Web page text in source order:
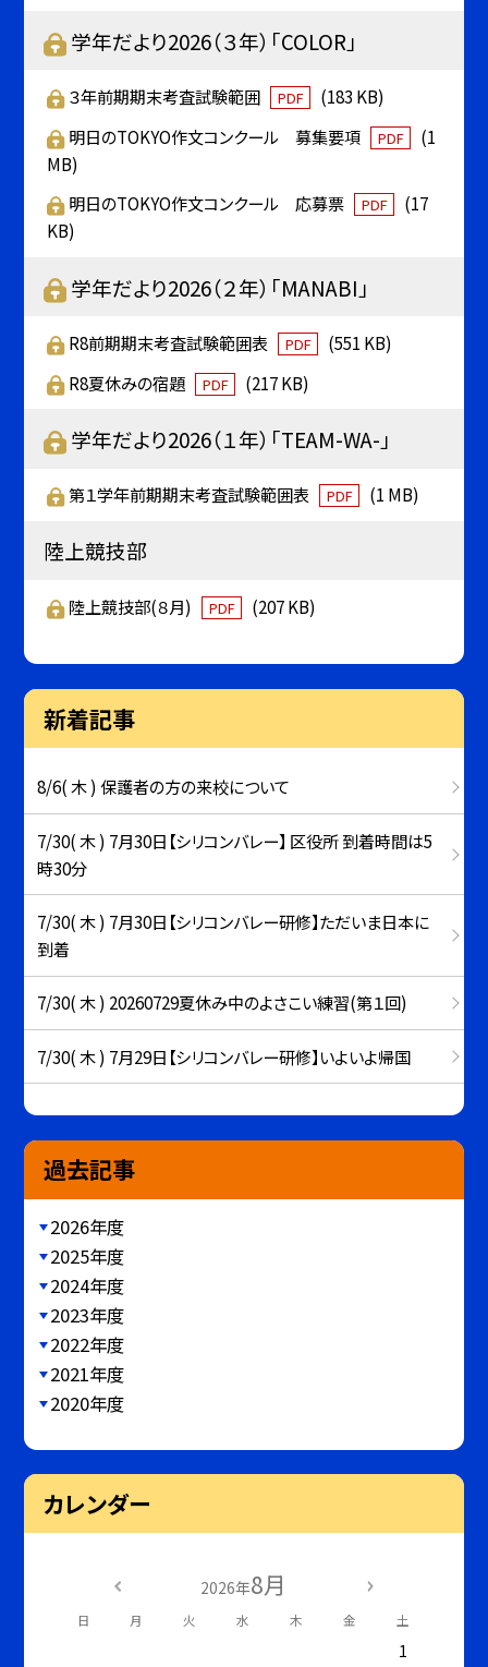
学年だより2026（３年）「COLOR」
３年前期期末考査試験範囲 PDF
(183 KB)
明日のTOKYO作文コンクール 募集要項
PDF
(1
MB)
明日のTOKYO作文コンクール 応募票
PDF
(17
KB)
学年だより2026（２年）「MANABI」
R8前期期末考査試験範囲表 PDF
(551 KB)
R8夏休みの宿題
PDF (217 KB)
学年だより2026（１年）「TEAM-WA-」
第１学年前期期末考査試験範囲表 PDF (1 MB)
陸上競技部
陸上競技部(８月) PDF (207 KB)
新着記事
8/6( 木 ) 保護者の方の来校について
7/30( 木 ) 7月30日【シリコンバレー】 区役所 到着時間は5
時30分
7/30( 木 ) 7月30日【シリコンバレー研修】ただいま日本に
到着
7/30( 木 ) 20260729夏休み中のよさこい練習(第１回)
7/30( 木 ) 7月29日【シリコンバレー研修】いよいよ帰国
過去記事
2026年度
2025年度
2024年度
2023年度
2022年度
2021年度
2020年度
カレンダー
2026年8月
日 月 火 水 木 金 土
1